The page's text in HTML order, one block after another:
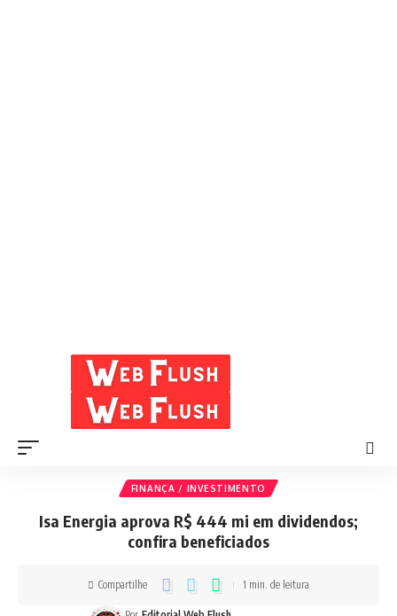
FINANÇA / INVESTIMENTO
Isa Energia aprova R$ 444 mi em dividendos;
confira beneficiados
Compartilhe 1 min. de leitura